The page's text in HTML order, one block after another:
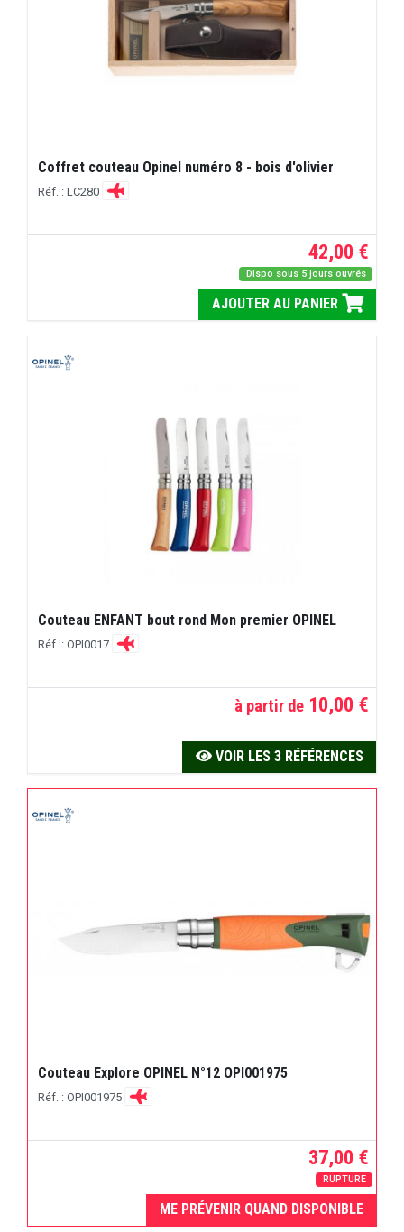
Coffret couteau Opinel numéro 8 - bois d'olivier
Réf. : LC280
42,00 €
Dispo sous 5 jours ouvrés
AJOUTER AU PANIER
Couteau ENFANT bout rond Mon premier OPINEL
Réf. : OPI0017
à partir de 10,00 €
VOIR LES 3 RÉFÉRENCES
Couteau Explore OPINEL N°12 OPI001975
Réf. : OPI001975
37,00 €
RUPTURE
ME PRÉVENIR QUAND DISPONIBLE